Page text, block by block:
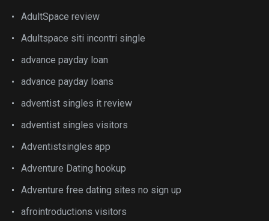
AdultSpace review
Adultspace siti incontri single
advance payday loan
advance payday loans
adventist singles it review
adventist singles visitors
Adventistsingles app
Adventure Dating hookup
Adventure free dating sites no sign up
afrointroductions visitors